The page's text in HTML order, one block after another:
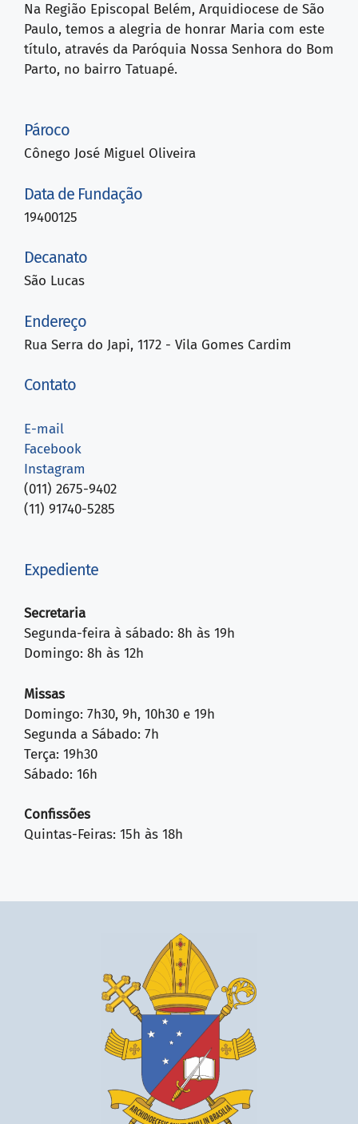
Pároco
Cônego José Miguel Oliveira
Data de Fundação
19400125
Decanato
São Lucas
Endereço
Rua Serra do Japi, 1172 - Vila Gomes Cardim
Contato
E-mail
Facebook
Instagram
(011) 2675-9402
(11) 91740-5285
Expediente
Secretaria
Segunda-feira à sábado: 8h às 19h
Domingo: 8h às 12h
Missas
Domingo: 7h30, 9h, 10h30 e 19h
Segunda a Sábado: 7h
Terça: 19h30
Sábado: 16h
Confissões
Quintas-Feiras: 15h às 18h
Na Região Episcopal Belém, Arquidiocese de São
Paulo, temos a alegria de honrar Maria com este
título, através da Paróquia Nossa Senhora do Bom
Parto, no bairro Tatuapé.